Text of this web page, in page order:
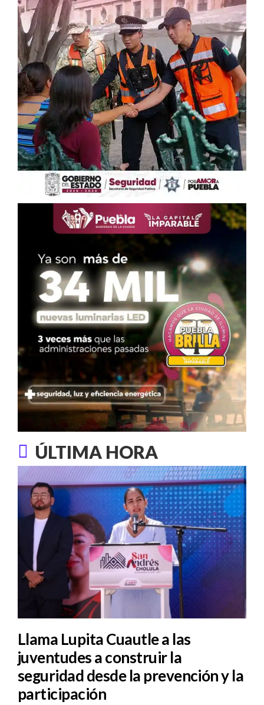
ÚLTIMA HORA
Llama Lupita Cuautle a las
juventudes a construir la
seguridad desde la prevención y la
participación